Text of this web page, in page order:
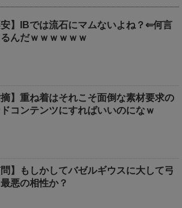
安】IBでは流石にマムないよね？⇐何言
んだｗｗｗｗｗｗ
摘】重ね着はそれこそ面倒な素材要求の
コンテンツにすればいいのになｗ
問】もしかしてバゼルギウスに大して弓
悪の相性か？